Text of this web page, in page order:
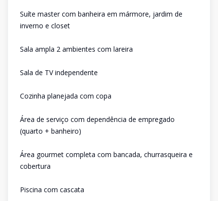
Suíte master com banheira em mármore, jardim de
inverno e closet
Sala ampla 2 ambientes com lareira
Sala de TV independente
Cozinha planejada com copa
Área de serviço com dependência de empregado
(quarto + banheiro)
Área gourmet completa com bancada, churrasqueira e
cobertura
Piscina com cascata